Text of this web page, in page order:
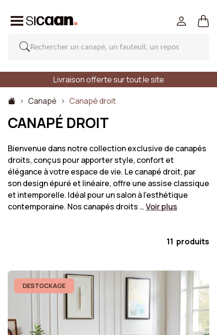
Livraison offerte sur tout le site
Canapé
Canapé droit
CANAPÉ DROIT
Bienvenue dans notre collection exclusive de canapés
droits, conçus pour apporter style, confort et
élégance à votre espace de vie. Le canapé droit, par
son design épuré et linéaire, offre une assise classique
et intemporelle. Idéal pour un salon à l'esthétique
contemporaine. Nos canapés droits …Voir plus
11 produits
DESTOCKAGE